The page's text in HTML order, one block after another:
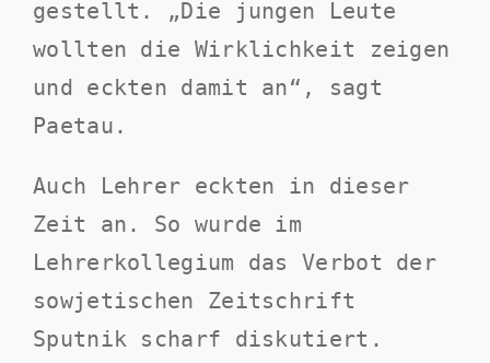
gestellt. „Die jungen Leute
wollten die Wirklichkeit zeigen
und eckten damit an“, sagt
Paetau.
Auch Lehrer eckten in dieser
Zeit an. So wurde im
Lehrerkollegium das Verbot der
sowjetischen Zeitschrift
Sputnik scharf diskutiert.